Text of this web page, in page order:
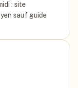
: site
sauf guide